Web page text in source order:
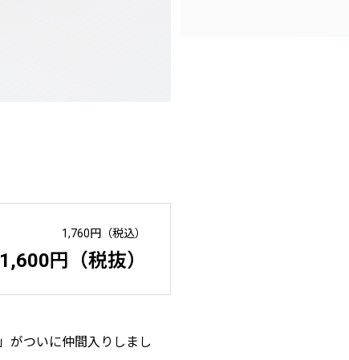
1,760円（税込）
1,600円（税抜）
がついに仲間入りしまし